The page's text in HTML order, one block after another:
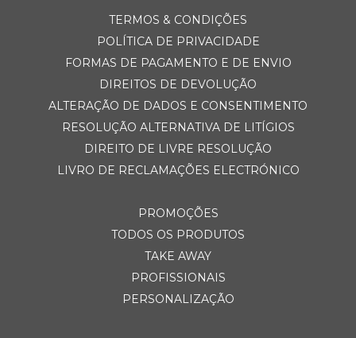
TERMOS & CONDIÇÕES
POLÍTICA DE PRIVACIDADE
FORMAS DE PAGAMENTO E DE ENVIO
DIREITOS DE DEVOLUÇÃO
ALTERAÇÃO DE DADOS E CONSENTIMENTO
RESOLUÇÃO ALTERNATIVA DE LITÍGIOS
DIREITO DE LIVRE RESOLUÇÃO
LIVRO DE RECLAMAÇÕES ELECTRÓNICO
PROMOÇÕES
TODOS OS PRODUTOS
TAKE AWAY
PROFISSIONAIS
PERSONALIZAÇÃO